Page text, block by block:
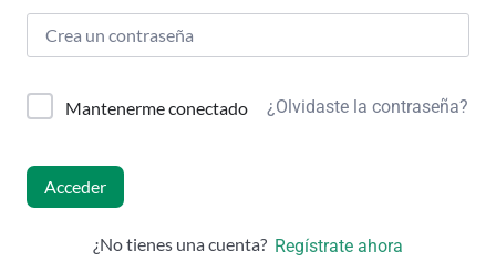
Mantenerme conectado ¿Olvidaste la contraseña?
Acceder
¿No tienes una cuenta? Regístrate ahora